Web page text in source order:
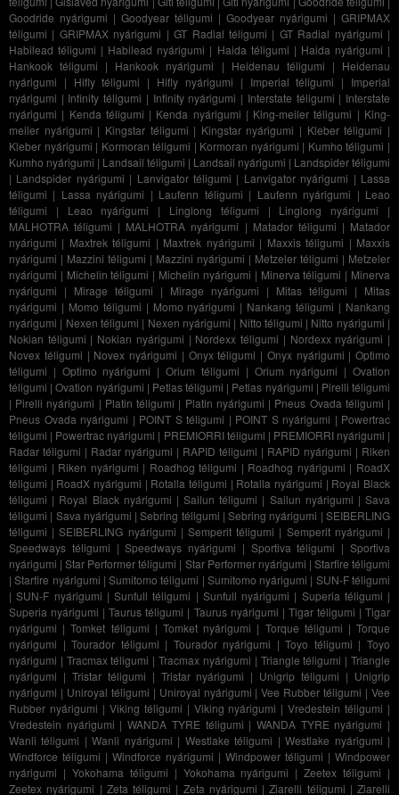
Goodride nyárigumi | Goodyear téligumi | Goodyear nyárigumi | GRIPMAX
téligumi | GRIPMAX nyárigumi |GT Radial téligumi | GT Radial nyárigumi |
Habilead téligumi | Habilead nyárigumi | Haida téligumi | Haida nyárigumi |
Hankook téligumi | Hankook nyárigumi | Heidenau téligumi | Heidenau
nyárigumi | Hifly téligumi | Hifly nyárigumi | Imperial téligumi | Imperial
nyárigumi | Infinity téligumi | Infinity nyárigumi | Interstate téligumi | Interstate
nyárigumi | Kenda téligumi | Kenda nyárigumi | King-meiler téligumi | King-
meiler nyárigumi | Kingstar téligumi | Kingstar nyárigumi | Kleber téligumi |
Kleber nyárigumi | Kormoran téligumi | Kormoran nyárigumi | Kumho téligumi |
Kumho nyárigumi | Landsail téligumi | Landsail nyárigumi | Landspider téligumi
| Landspider nyárigumi | Lanvigator téligumi | Lanvigator nyárigumi | Lassa
téligumi | Lassa nyárigumi | Laufenn téligumi | Laufenn nyárigumi | Leao
téligumi | Leao nyárigumi | Linglong téligumi | Linglong nyárigumi |
MALHOTRA téligumi | MALHOTRA nyárigumi | Matador téligumi | Matador
nyárigumi | Maxtrek téligumi | Maxtrek nyárigumi | Maxxis téligumi | Maxxis
nyárigumi | Mazzini téligumi | Mazzini nyárigumi | Metzeler téligumi | Metzeler
nyárigumi | Michelin téligumi | Michelin nyárigumi | Minerva téligumi | Minerva
nyárigumi | Mirage téligumi | Mirage nyárigumi | Mitas téligumi | Mitas
nyárigumi | Momo téligumi | Momo nyárigumi | Nankang téligumi | Nankang
nyárigumi | Nexen téligumi | Nexen nyárigumi | Nitto téligumi | Nitto nyárigumi |
Nokian téligumi | Nokian nyárigumi | Nordexx téligumi | Nordexx nyárigumi |
Novex téligumi | Novex nyárigumi | Onyx téligumi | Onyx nyárigumi | Optimo
téligumi | Optimo nyárigumi |Orium téligumi | Orium nyárigumi |Ovation
téligumi |Ovation nyárigumi | Petlas téligumi | Petlas nyárigumi | Pirelli téligumi
| Pirelli nyárigumi | Platin téligumi | Platin nyárigumi | Pneus Ovada téligumi |
Pneus Ovada nyárigumi | POINT S téligumi | POINT S nyárigumi | Powertrac
téligumi | Powertrac nyárigumi | PREMIORRI téligumi | PREMIORRI nyárigumi |
Radar téligumi | Radar nyárigumi | RAPID téligumi | RAPID nyárigumi | Riken
téligumi | Riken nyárigumi | Roadhog téligumi | Roadhog nyárigumi | RoadX
téligumi | RoadX nyárigumi | Rotalla téligumi | Rotalla nyárigumi | Royal Black
téligumi | Royal Black nyárigumi |Sailun téligumi | Sailun nyárigumi |Sava
téligumi | Sava nyárigumi |Sebring téligumi |Sebring nyárigumi |SEIBERLING
téligumi |SEIBERLING nyárigumi |Semperit téligumi | Semperit nyárigumi |
Speedways téligumi |Speedways nyárigumi | Sportiva téligumi |Sportiva
nyárigumi |Star Performer téligumi | Star Performer nyárigumi | Starfire téligumi
|Starfire nyárigumi |Sumitomo téligumi | Sumitomo nyárigumi | SUN-F téligumi
|SUN-F nyárigumi | Sunfull téligumi | Sunfull nyárigumi | Superia téligumi |
Superia nyárigumi |Taurus téligumi | Taurus nyárigumi | Tigar téligumi |Tigar
nyárigumi |Tomket téligumi | Tomket nyárigumi | Torque téligumi |Torque
nyárigumi |Tourador téligumi | Tourador nyárigumi |Toyo téligumi |Toyo
nyárigumi | Tracmax téligumi |Tracmax nyárigumi | Triangle téligumi |Triangle
nyárigumi | Tristar téligumi | Tristar nyárigumi | Unigrip téligumi | Unigrip
nyárigumi | Uniroyal téligumi | Uniroyal nyárigumi |Vee Rubber téligumi |Vee
Rubber nyárigumi | Viking téligumi | Viking nyárigumi |Vredestein téligumi |
Vredestein nyárigumi |WANDA TYRE téligumi | WANDA TYRE nyárigumi |
Wanli téligumi |Wanli nyárigumi | Westlake téligumi |Westlake nyárigumi |
Windforce téligumi | Windforce nyárigumi | Windpower téligumi | Windpower
nyárigumi | Yokohama téligumi | Yokohama nyárigumi |Zeetex téligumi |
Zeetex nyárigumi | Zeta téligumi | Zeta nyárigumi |Ziarelli téligumi | Ziarelli